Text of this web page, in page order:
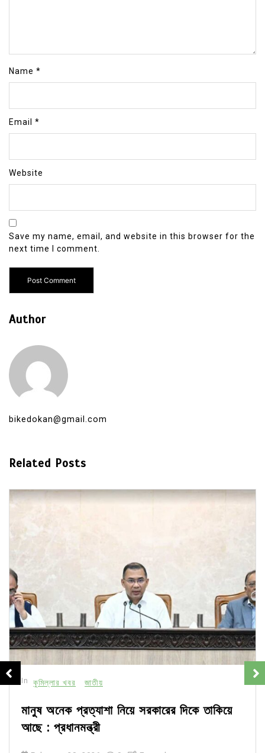
Name *
Email *
Website
Save my name, email, and website in this browser for the
next time I comment.
Author
bikedokan@gmail.com
Related Posts
In কুমিল্লার খবর জাতীয়
মানুষ অনেক প্রত্যাশা নিয়ে সরকারের দিকে তাকিয়ে
আছে : প্রধানমন্ত্রী